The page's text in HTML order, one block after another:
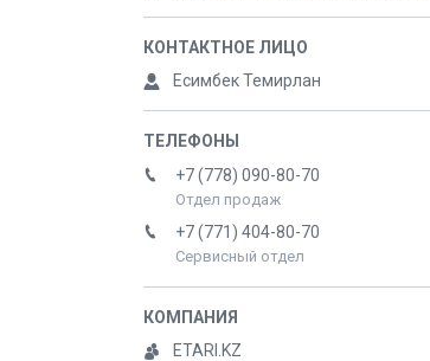
Есимбек Темирлан
+7 (778) 090-80-70
Отдел продаж
+7 (771) 404-80-70
Сервисный отдел
ETARI.KZ